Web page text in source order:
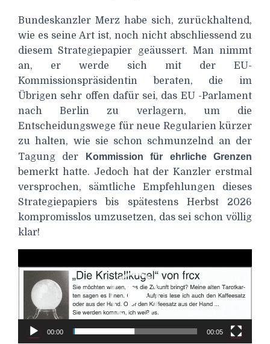
Bundeskanzler Merz habe sich, zurückhaltend,
wie es seine Art ist, noch nicht abschliessend zu
diesem Strategiepapier geäussert. Man nimmt
an, er werde sich mit der EU-
Kommissionspräsidentin beraten, die im
Übrigen sehr offen dafür sei, das EU -Parlament
nach Berlin zu verlagern, um die
Entscheidungswege für neue Regularien kürzer
zu halten, wie sie schon schmunzelnd an der
Tagung der
Kommission für ehrliche Grenzen
bemerkt hatte. Jedoch hat der Kanzler erstmal
versprochen, sämtliche Empfehlungen dieses
Strategiepapiers bis spätestens Herbst 2026
kompromisslos umzusetzen, das sei schon völlig
klar!
Player
00:00 00:05